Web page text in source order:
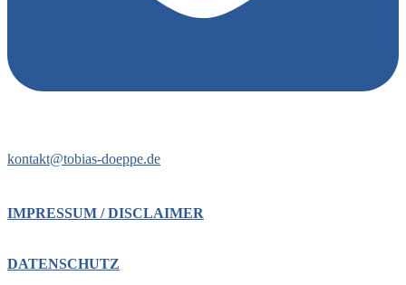
kontakt@tobias-doeppe.de
IMPRESSUM / DISCLAIMER
DATENSCHUTZ